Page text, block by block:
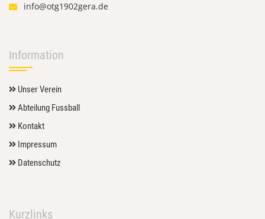
info@otg1902gera.de
Information
Unser Verein
Abteilung Fussball
Kontakt
Impressum
Datenschutz
Kurzlinks